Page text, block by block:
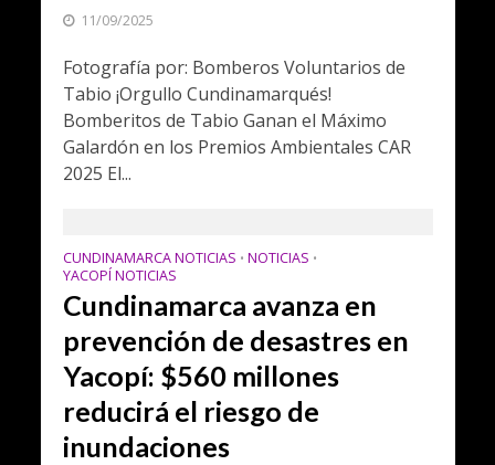
11/09/2025
Fotografía por: Bomberos Voluntarios de
Tabio ¡Orgullo Cundinamarqués!
Bomberitos de Tabio Ganan el Máximo
Galardón en los Premios Ambientales CAR
2025 El...
CUNDINAMARCA NOTICIAS • NOTICIAS •
YACOPÍ NOTICIAS
Cundinamarca avanza en
prevención de desastres en
Yacopí: $560 millones
reducirá el riesgo de
inundaciones